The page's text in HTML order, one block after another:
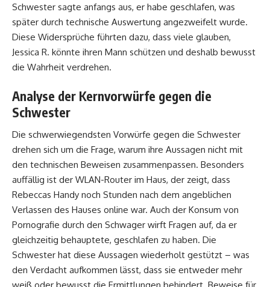
Schwester sagte anfangs aus, er habe geschlafen, was
später durch technische Auswertung angezweifelt wurde.
Diese Widersprüche führten dazu, dass viele glauben,
Jessica R. könnte ihren Mann schützen und deshalb bewusst
die Wahrheit verdrehen.
Analyse der Kernvorwürfe gegen die
Schwester
Die schwerwiegendsten Vorwürfe gegen die Schwester
drehen sich um die Frage, warum ihre Aussagen nicht mit
den technischen Beweisen zusammenpassen. Besonders
auffällig ist der WLAN-Router im Haus, der zeigt, dass
Rebeccas Handy noch Stunden nach dem angeblichen
Verlassen des Hauses online war. Auch der Konsum von
Pornografie durch den Schwager wirft Fragen auf, da er
gleichzeitig behauptete, geschlafen zu haben. Die
Schwester hat diese Aussagen wiederholt gestützt – was
den Verdacht aufkommen lässt, dass sie entweder mehr
weiß oder bewusst die Ermittlungen behindert. Beweise für